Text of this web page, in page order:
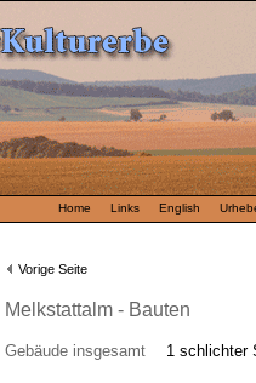
Home Links English
Vorige Seite
Melkstattalm - Bauten
Gebäude insgesamt 1 schlichter